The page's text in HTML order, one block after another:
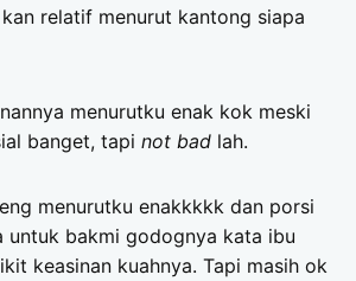
relatif menurut kantong siapa
menurutku enak kok meski
banget, tapi not bad lah.
menurutku enakkkkk dan porsi
untuk bakmi godognya kata ibu
keasinan kuahnya. Tapi masih ok